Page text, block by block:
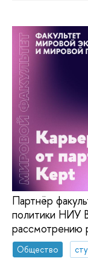
Партнёр
политики НИУ
рассмотрению
Общество